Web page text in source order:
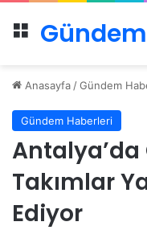
Menü
Anasayfa /Gündem
Gündem Haberleri
Antalya’da
Takımlar
Ediyor